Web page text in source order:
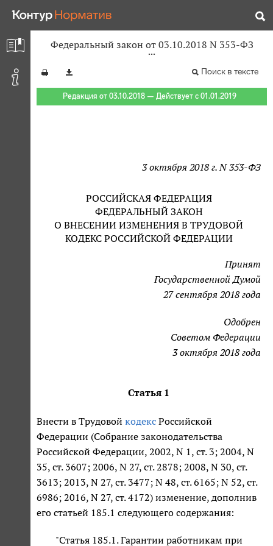
Федеральный закон от 03.10.2018 N 353-ФЗ
Поиск в тексте
Редакция от 03.10.2018 — Действует с 01.01.2019
3 октября 2018 г. N 353-ФЗ
РОССИЙСКАЯ ФЕДЕРАЦИЯ
ФЕДЕРАЛЬНЫЙ ЗАКОН
О ВНЕСЕНИИ ИЗМЕНЕНИЯ В ТРУДОВОЙ
КОДЕКС РОССИЙСКОЙ ФЕДЕРАЦИИ
Принят
Государственной Думой
27 сентября 2018 года
Одобрен
Советом Федерации
3 октября 2018 года
Статья 1
Внести в Трудовой кодекс Российской
Федерации (Собрание законодательства
Российской Федерации, 2002, N 1, ст. 3; 2004, N
35, ст. 3607; 2006, N 27, ст. 2878; 2008, N 30, ст.
3613; 2013, N 27, ст. 3477; N 48, ст. 6165; N 52, ст.
6986; 2016, N 27, ст. 4172) изменение, дополнив
его статьей 185.1 следующего содержания:
"Статья 185.1. Гарантии работникам при